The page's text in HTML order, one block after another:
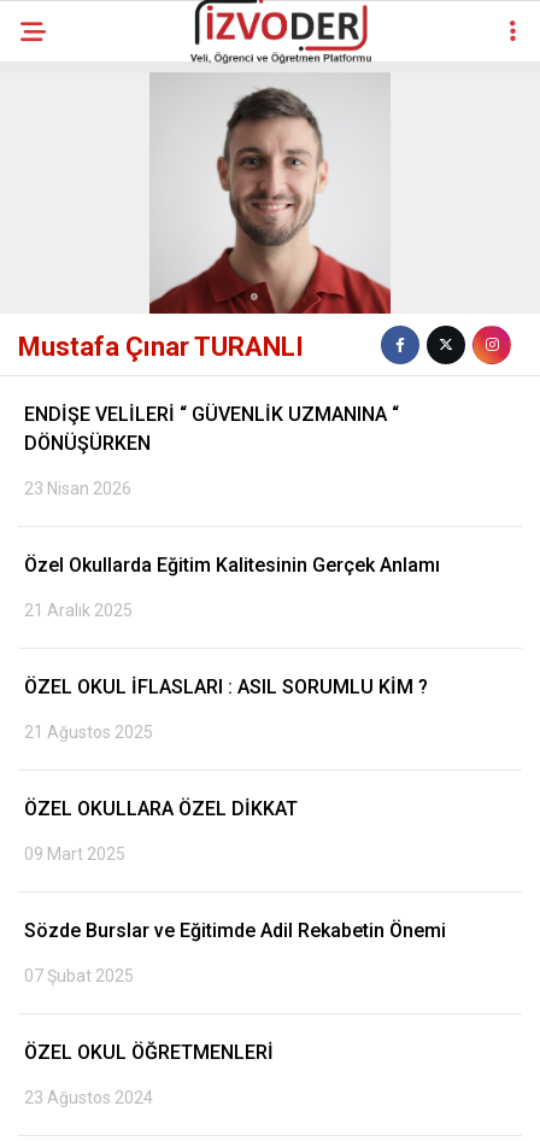
Mustafa Çınar TURANLI
ENDİŞE VELİLERİ “ GÜVENLİK UZMANINA “
DÖNÜŞÜRKEN
23 Nisan 2026
Özel Okullarda Eğitim Kalitesinin Gerçek Anlamı
21 Aralık 2025
ÖZEL OKUL İFLASLARI : ASIL SORUMLU KİM ?
21 Ağustos 2025
ÖZEL OKULLARA ÖZEL DİKKAT
09 Mart 2025
Sözde Burslar ve Eğitimde Adil Rekabetin Önemi
07 Şubat 2025
ÖZEL OKUL ÖĞRETMENLERİ
23 Ağustos 2024